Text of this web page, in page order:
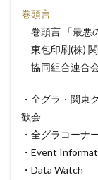
巻頭言
巻頭言 「最悪
東包印刷(株)
協同組合連合
・全グラ・関東
歓会
・全グラコーナ
・Event
・Data Watch